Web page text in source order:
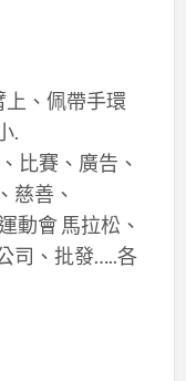
上、佩帶手環
.
比賽、廣告、
慈善、
動會 馬拉松、
司、批發…..各